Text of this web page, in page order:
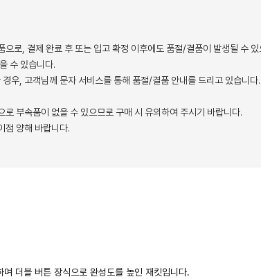
으로, 결제 완료 후 또는 입고 확정 이후에도 품절/결품이 발생될 수 있
수 있습니다.
우, 고객님께 문자 서비스를 통해 품절/결품 안내를 드리고 있습니다.
로 부속품이 없을 수 있으므로 구매 시 유의하여 주시기 바랍니다.
점 양해 바랍니다.
더블 버튼 장식으로 완성도를 높인 재킷입니다.